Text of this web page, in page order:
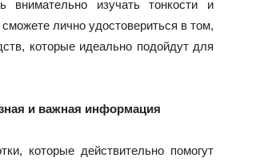
внимательно изучать тонкости и
лично удостовериться в том,
которые идеально подойдут для
и важная информация
которые действительно помогут